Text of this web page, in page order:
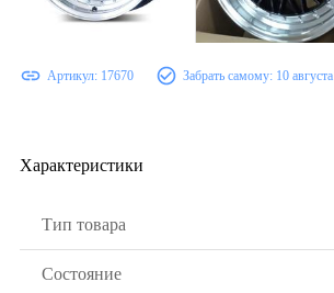
Артикул: 17670 Забрать самому: 10 августа
Характеристики
Тип товара
Состояние